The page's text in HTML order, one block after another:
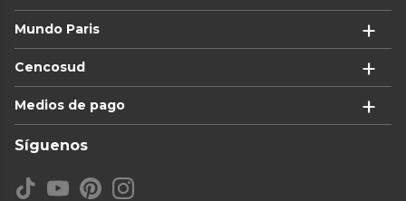
Mundo Paris
Cencosud
Medios de pago
Síguenos